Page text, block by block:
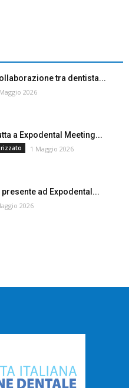
tra dentista...
2026
a Expodental Meeting...
1 Maggio 2026
ad Expodental...
2026